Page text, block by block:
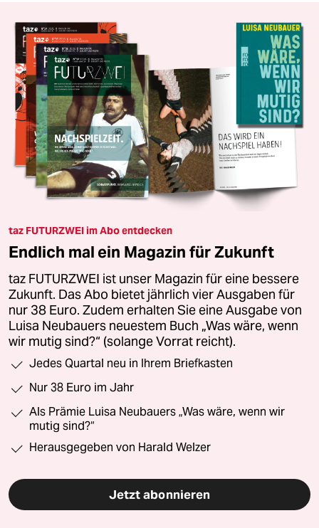
taz FUTURZWEI im Abo entdecken
Endlich mal ein Magazin für Zukunft
taz FUTURZWEI ist unser Magazin für eine bessere
Zukunft. Das Abo bietet jährlich vier Ausgaben für
nur 38 Euro. Zudem erhalten Sie eine Ausgabe von
Luisa Neubauers neuestem Buch „Was wäre, wenn
wir mutig sind?“ (solange Vorrat reicht).
Jedes Quartal neu in Ihrem Briefkasten
Nur 38 Euro im Jahr
Als Prämie Luisa Neubauers „Was wäre, wenn wir
mutig sind?“
Herausgegeben von Harald Welzer
Jetzt abonnieren